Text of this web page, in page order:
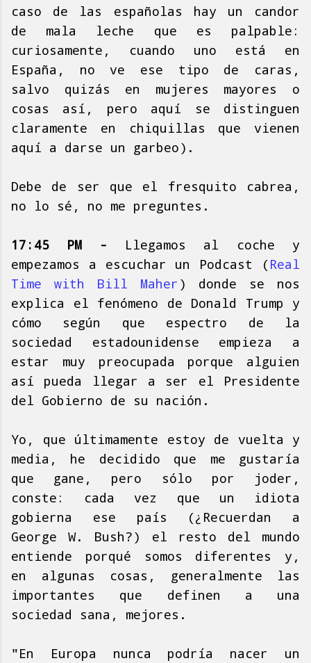
caso de las españolas hay un candor
de mala leche que es palpable:
curiosamente, cuando uno está en
España, no ve ese tipo de caras,
salvo quizás en mujeres mayores o
cosas así, pero aquí se distinguen
claramente en chiquillas que vienen
aquí a darse un garbeo).
Debe de ser que el fresquito cabrea,
no lo sé, no me preguntes.
17:45 PM - Llegamos al coche y
empezamos a escuchar un Podcast (Real
Time with Bill Maher ) donde se nos
explica el fenómeno de Donald Trump y
cómo según que espectro de la
sociedad estadounidense empieza a
estar muy preocupada porque alguien
así pueda llegar a ser el Presidente
del Gobierno de su nación.
Yo, que últimamente estoy de vuelta y
media, he decidido que me gustaría
que gane, pero sólo por joder,
conste: cada vez que un idiota
gobierna ese país (¿Recuerdan a
George W. Bush?) el resto del mundo
entiende porqué somos diferentes y,
en algunas cosas, generalmente las
importantes que definen a una
sociedad sana, mejores.
"En Europa nunca podría nacer un